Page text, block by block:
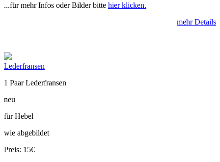
...für mehr Infos oder Bilder bitte hier klicken.
mehr Details
Lederfransen
1 Paar Lederfransen
neu
für Hebel
wie abgebildet
Preis: 15€